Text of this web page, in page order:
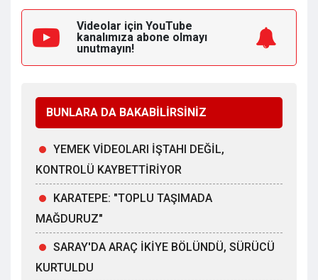
Videolar için YouTube
kanalımıza abone olmayı
unutmayın!
BUNLARA DA BAKABİLİRSİNİZ
YEMEK VİDEOLARI İŞTAHI DEĞİL,
KONTROLÜ KAYBETTİRİYOR
KARATEPE: "TOPLU TAŞIMADA
MAĞDURUZ"
SARAY'DA ARAÇ İKİYE BÖLÜNDÜ, SÜRÜCÜ
KURTULDU